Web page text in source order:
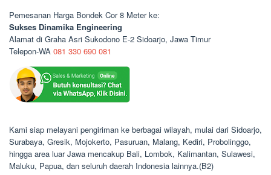
Pemesanan Harga Bondek Cor 8 Meter ke:
Sukses Dinamika Engineering
Alamat di Graha Asri Sukodono E-2 Sidoarjo, Jawa Timur
Telepon-WA 081 330 690 081
Kami siap melayani pengiriman ke berbagai wilayah, mulai dari Sidoarjo,
Surabaya, Gresik, Mojokerto, Pasuruan, Malang, Kediri, Probolinggo,
hingga area luar Jawa mencakup Bali, Lombok, Kalimantan, Sulawesi,
Maluku, Papua, dan seluruh daerah Indonesia lainnya.(B2)